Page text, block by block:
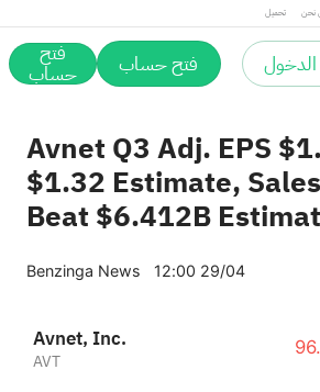
تحميل نحن
فتح حساب فتح
حساب
Avnet Q3 Adj. EPS
$1.32 Estimate,
Beat $6.412B
Benzinga News 12:00 29/04
Avnet, Inc.
AVT